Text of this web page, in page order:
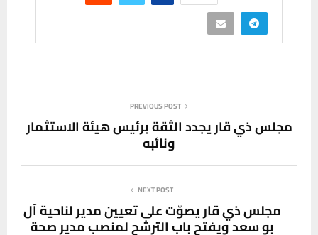
PREVIOUS POST
مجلس ذي قار يجدد الثقة برئيس هيئة الاستثمار
ونائبه
NEXT POST
مجلس ذي قار يصوّت على تعيين مدير لناحية آل
بو سعد ويفتح باب الترشح لمنصب مدير صحة